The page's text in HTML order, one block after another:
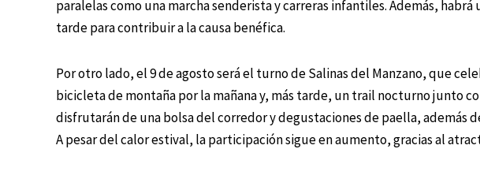
paralelas como una marcha senderista y carreras infantiles. Además,
tarde para contribuir a la causa benéfica.
Por otro lado, el 9 de agosto será el turno de Salinas del Manzano, que
bicicleta de montaña por la mañana y, más tarde, un trail nocturno junto
disfrutarán de una bolsa del corredor y degustaciones de paella, además
A pesar del calor estival, la participación sigue en aumento, gracias al